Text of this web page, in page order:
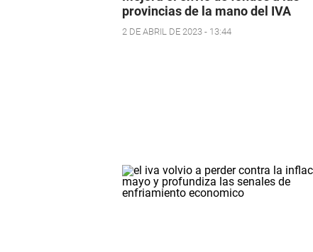
provincias de la mano del IVA
2 DE ABRIL DE 2023 - 13:44